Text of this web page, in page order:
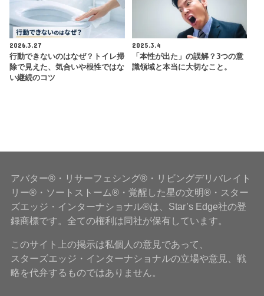
2026.3.27
行動できないのはなぜ？トイレ掃
除で見えた、気合いや根性ではな
い継続のコツ
2025.3.4
「本性が出た」の誤解？3つの意
識領域と本当に大切なこと。
アバター®・リサーフェシング®・リビングデリバレイト
リー®・ソートストーム®・覚醒した星の文明®・スター
ズエッジ・インターナショナル®は、Star’s Edge社の登
録商標です。全ての権利は同社が保有しています。
このサイト上の掲示は私個人の意見であって、
スターズエッジ・インターナショナルの立場や意見、戦
略を代弁するものではありません。